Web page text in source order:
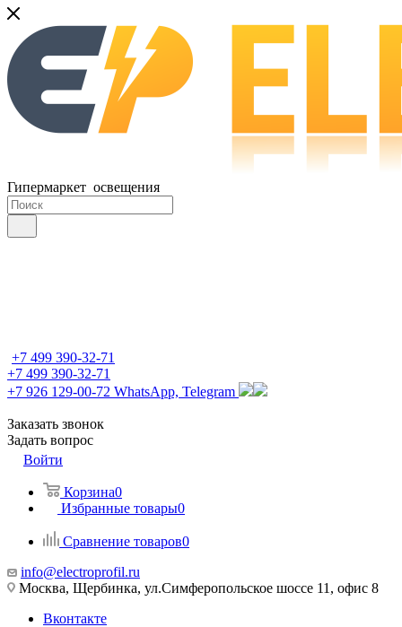
Гипермаркет освещения
+7 499 390-32-71
+7 499 390-32-71
+7 926 129-00-72 WhatsApp, Telegram
Заказать звонок
Задать вопрос
Войти
Корзина0
Избранные товары0
Сравнение товаров0
info@electroprofil.ru
Москва, Щербинка, ул.Симферопольское шоссе 11, офис 8
Вконтакте